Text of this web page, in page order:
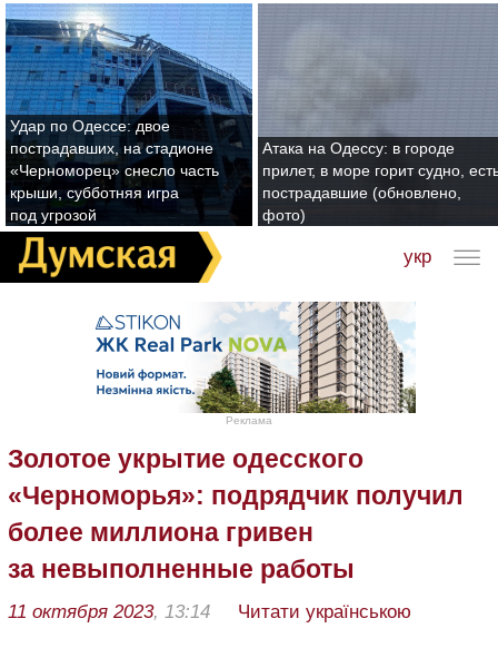
Удар по Одессе: двое
пострадавших, на стадионе
«Черноморец» снесло часть
крыши, субботняя игра
под угрозой
Атака на Одессу: в городе
прилет, в море горит судно,
пострадавшие (обновлено,
фото)
укр
Реклама
Золотое укрытие одесского
«Черноморья»: подрядчик получил
более миллиона гривен
за невыполненные работы
11 октября 2023, 13:14 Читати українською